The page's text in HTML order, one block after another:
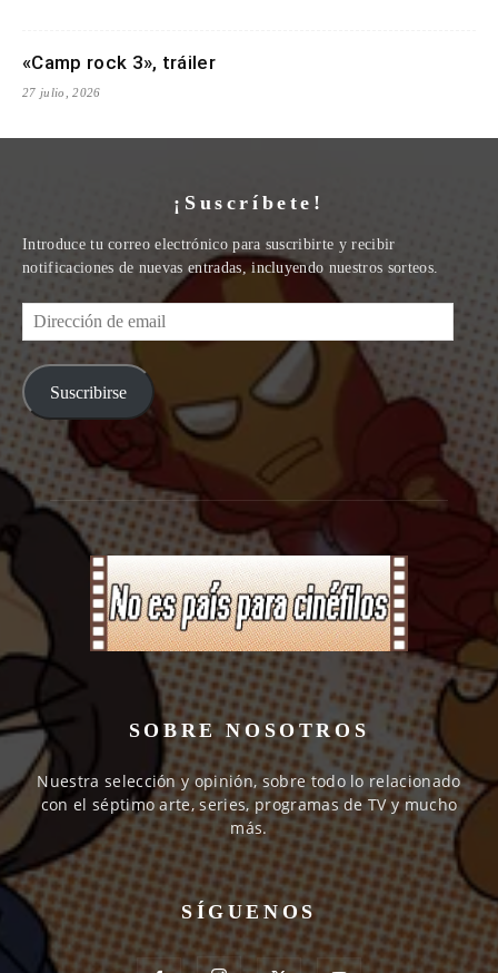
«Camp rock 3», tráiler
27 julio, 2026
¡Suscríbete!
Introduce tu correo electrónico para suscribirte y recibir
notificaciones de nuevas entradas, incluyendo nuestros sorteos.
Dirección
de
email
Suscribirse
SOBRE NOSOTROS
Nuestra selección y opinión, sobre todo lo relacionado
con el séptimo arte, series, programas de TV y mucho
más.
SÍGUENOS